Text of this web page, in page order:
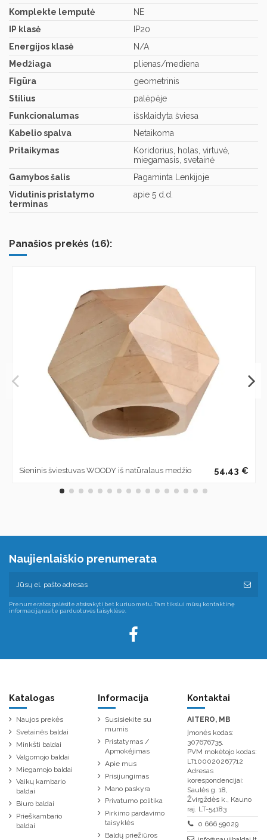
Komplekte lemputė
NE
IP klasė
IP20
Energijos klasė
N/A
Medžiaga
plienas/mediena
Figūra
geometrinis
Stilius
palėpėje
Funkcionalumas
išsklaidyta šviesa
Kabelio spalva
Netaikoma
Pritaikymas
Koridorius, holas, virtuvė,
miegamasis, svetainė
Gamybos šalis
Pagaminta Lenkijoje
Vidutinis pristatymo
terminas
apie 5 d.d.
Panašios prekės (16):
Sieninis šviestuvas WOODY iš natūralaus medžio 54,43 €
Naujienlaiškio prenumerata
Prenumeratos galėsite atsisakyti bet kuriuo metu. Tam tikslui mūsų kontaktinę
informaciją rasite parduotuvės taisyklėse.
Katalogas
Naujos prekės
Svetainės baldai
Minkšti baldai
Valgomojo baldai
Miegamojo baldai
Vaikų kambario
baldai
Biuro baldai
Prieškambario
baldai
Informacija
Susisiekite su
mumis
Pristatymas /
Apmokėjimas
Apie mus
Prisijungimas
Mano paskyra
Privatumo politika
Pirkimo pardavimo
taisyklės
Baldų priežiūros
Kontaktai
AITERO, MB
Įmonės kodas:
307676735,
PVM mokėtojo kodas:
LT100020267712
Adresas
korespondencijai:
Saulės g. 18,
Žvirgždės k., Kauno
raj. LT-54183
0 666 59029